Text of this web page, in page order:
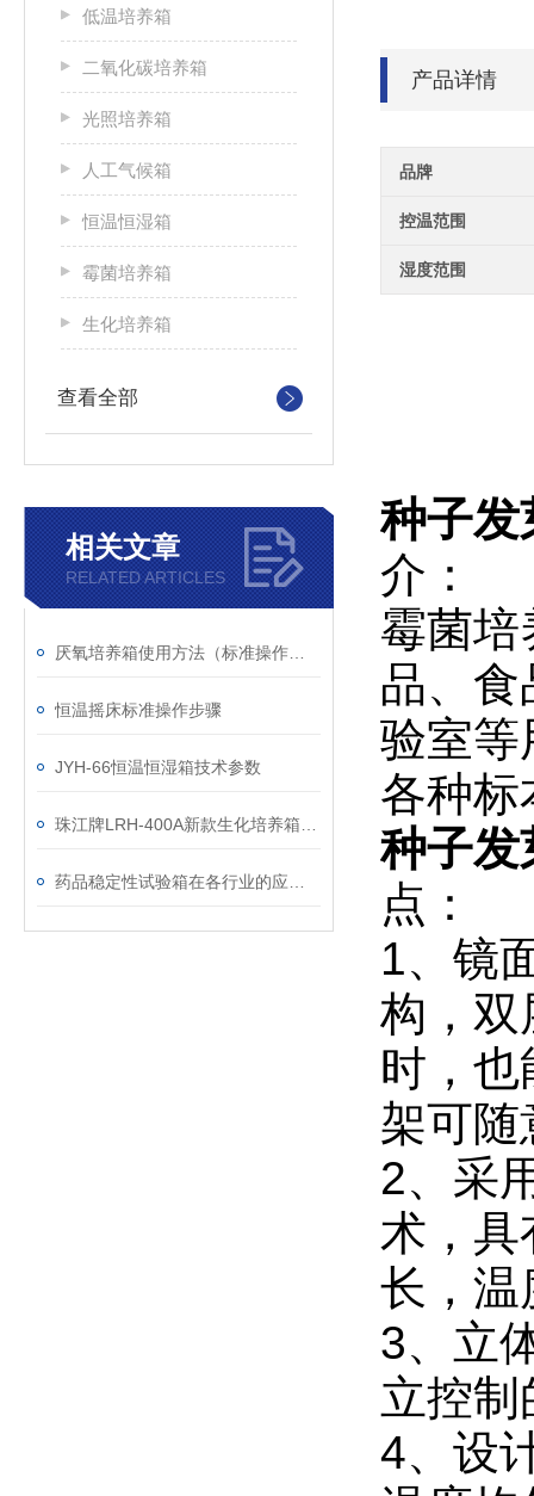
低温培养箱
二氧化碳培养箱
光照培养箱
人工气候箱
恒温恒湿箱
霉菌培养箱
生化培养箱
查看全部
相关文章
RELATED ARTICLES
恒温摇床标准操作步骤
JYH-66恒温恒湿箱技术参数
产品详情
品牌
控温范围
湿度范围
种子发
介：
霉菌培
品、
验室等
各种标
种子发
点：
1、镜
构，双
时，
架可随
2、采
术，具
长，温
3、立
立控
4、设